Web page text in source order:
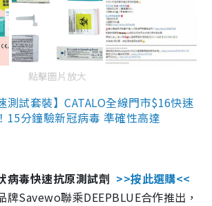
點擊圖片放大
測試套裝】CATALO全線門市$16快速
15分鐘驗新冠病毒 準確性高達
毒快速抗原測試劑 >>按此選購<<
牌Savewo聯乘DEEPBLUE合作推出，